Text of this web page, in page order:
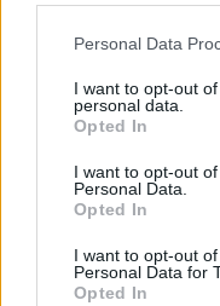
Please note that this
not limited to your visit
grant or deny consent
use your data for
consent section.
Personal Data
I want to opt-out
personal data.
Opted In
I want to opt-out
Personal Data.
Opted In
I want to opt-out
Personal Data for
Opted In
(kb. 300 ezer
Lenovo
használtan kb.
Természetesen
jellegűek és
és a kínálat